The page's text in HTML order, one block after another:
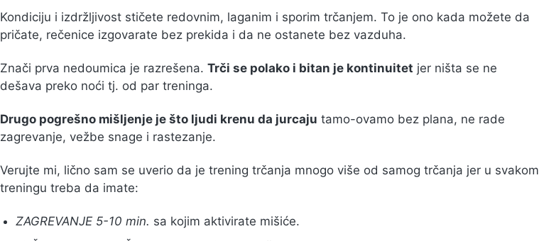
Kondiciju i izdržljivost stičete redovnim, laganim i sporim trčanjem. To je ono kada možete da
pričate, rečenice izgovarate bez prekida i da ne ostanete bez vazduha.
Znači prva nedoumica je razrešena. Trči se polako i bitan je kontinuitet jer ništa se ne
dešava preko noći tj. od par treninga.
Drugo pogrešno mišljenje je što ljudi krenu da jurcaju tamo-ovamo bez plana, ne rade
zagrevanje, vežbe snage i rastezanje.
Verujte mi, lično sam se uverio da je trening trčanja mnogo više od samog trčanja jer u svakom
treningu treba da imate:
ZAGREVANJE 5-10 min. sa kojim aktivirate mišiće.